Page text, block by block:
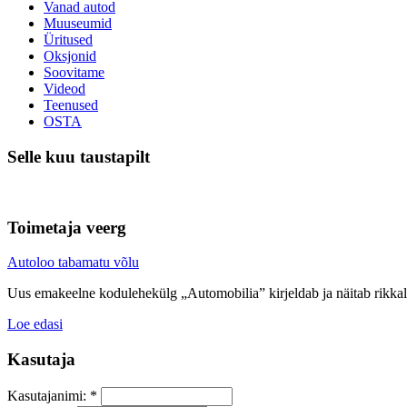
Vanad autod
Muuseumid
Üritused
Oksjonid
Soovitame
Videod
Teenused
OSTA
Selle kuu taustapilt
Toimetaja veerg
Autoloo tabamatu võlu
Uus emakeelne kodulehekülg „Automobilia” kirjeldab ja näitab
Loe edasi
Kasutaja
Kasutajanimi: *